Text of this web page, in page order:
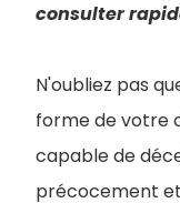
consulter
N'oubliez pas
forme de votre
capable de
précocement